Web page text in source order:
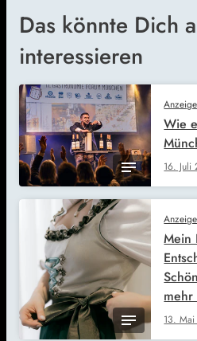
Das könnte Dich
interessieren
Anzeige
16. Juli
Wie
Anzeige
13.
Mein
mehr